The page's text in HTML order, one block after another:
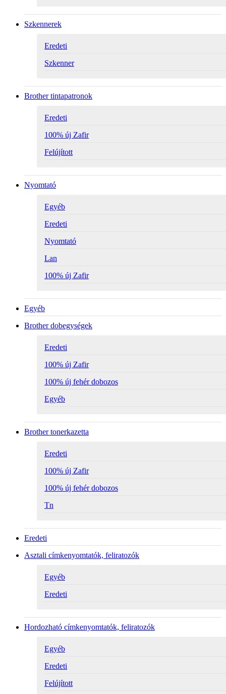
Szkennerek
Eredeti
Szkenner
Brother tintapatronok
Eredeti
100% új Zafir
Felújított
Nyomtató
Egyéb
Eredeti
Nyomtató
Lan
100% új Zafir
Egyéb
Brother dobegységek
Eredeti
100% új Zafir
100% új fehér dobozos
Egyéb
Brother tonerkazetta
Eredeti
100% új Zafir
100% új fehér dobozos
Tn
Eredeti
Asztali címkenyomtatók, feliratozók
Egyéb
Eredeti
Hordozható címkenyomtatók, feliratozók
Egyéb
Eredeti
Felújított